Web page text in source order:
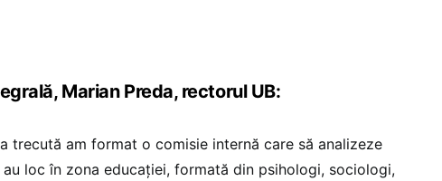
Marian Preda, rectorul UB:
trecută am format o comisie internă care să analizeze
au loc în zona educației, formată din psihologi, sociologi,